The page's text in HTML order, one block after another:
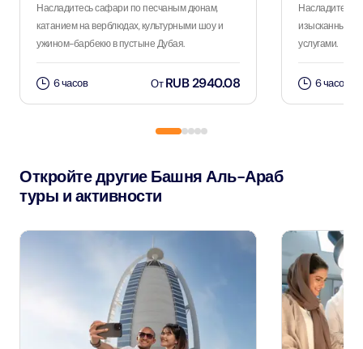
Насладитесь сафари по песчаным дюнам,
катанием на верблюдах, культурными шоу и
ужином-барбекю в пустыне Дубая.
6 часов ОтRUB 2940.08
Насладитесь
изысканным
услугами.
6 часов
Откройте другие Башня Аль-Араб
туры и активности